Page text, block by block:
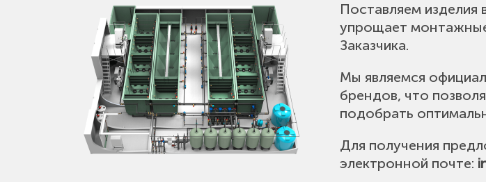
Поставляем изделия
упрощает
Заказчика.
Мы являемся
брендов, что
подобрать
Для получения
электронной почте: